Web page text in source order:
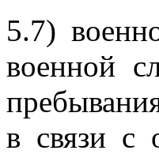
5.7)
военной
в связи с